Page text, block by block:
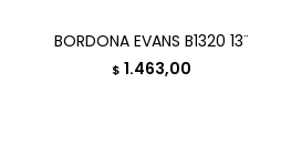
BORDONA EVANS B1320 13¨
$ 1.463,00